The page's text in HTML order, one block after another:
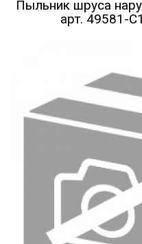
Пыльник шруса
арт. 49581-